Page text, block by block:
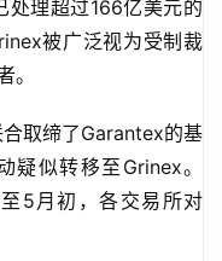
理超过166亿美元的
被广泛视为受制裁
。
取缔了Garantex的基
似转移至Grinex。
5月初，各交易所对